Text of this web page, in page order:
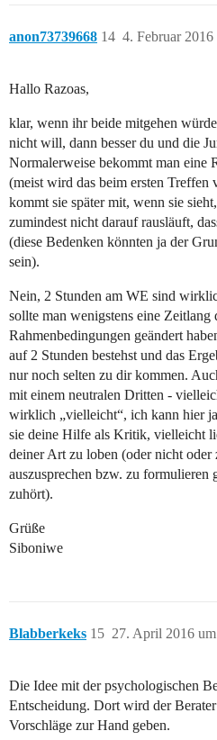
anon73739668 4. Februar
14
Hallo Razoas,
klar, wenn ihr beide mitgehen
nicht will, dann besser du und die
Normalerweise bekommt man eine
(meist wird das beim ersten Treffen
kommt sie später mit, wenn sie
zumindest nicht darauf rausläuft,
(diese Bedenken könnten ja der
sein).
Nein, 2 Stunden am WE sind
sollte man wenigstens eine
Rahmenbedingungen geändert
auf 2 Stunden bestehst und das
nur noch selten zu dir kommen.
mit einem neutralen Dritten -
wirklich „vielleicht“, ich kann hier
sie deine Hilfe als Kritik, vielleicht
deiner Art zu loben (oder nicht
auszusprechen bzw. zu formulieren
zuhört).
Grüße
Siboniwe
Blabberkeks 27. April 2016
15
Die Idee mit der psychologischen
Entscheidung. Dort wird der
Vorschläge zur Hand geben.